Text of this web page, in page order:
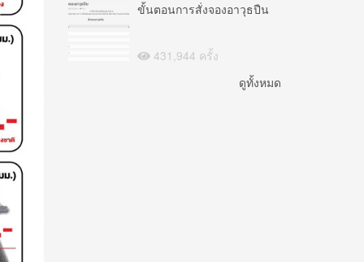
ขั้นตอนการสั่งจองอาวุธปืน
431,944 ครั้ง
ดูทั้งหมด